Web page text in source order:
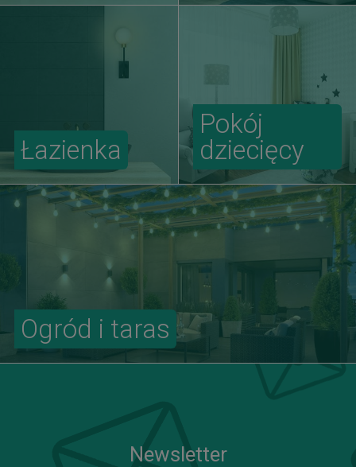
Ogród i taras
Łazienka
Pokój
dziecięcy
Newsletter